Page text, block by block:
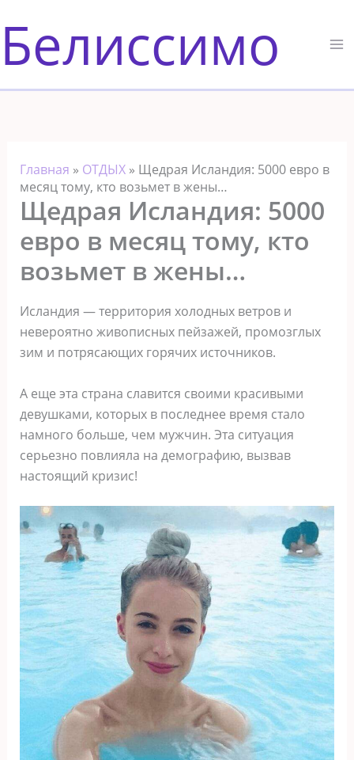
к
содержимому
Белиссимо
Главная » ОТДЫХ» Щедрая Исландия: 5000 евро в
месяц тому, кто возьмет в жены…
Щедрая Исландия: 5000
евро в месяц тому, кто
возьмет в жены…
Исландия — территория холодных ветров и
невероятно живописных пейзажей, промозглых
зим и потрясающих горячих источников.
А еще эта страна славится своими красивыми
девушками, которых в последнее время стало
намного больше, чем мужчин. Эта ситуация
серьезно повлияла на демографию, вызвав
настоящий кризис!